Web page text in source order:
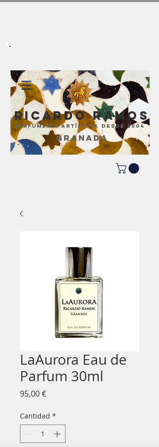
Ricardo Ramos
perfumería artística desde 2004
GRANADA
LaAurora Eau de
Parfum 30ml
95,00 €Precio
Cantidad *